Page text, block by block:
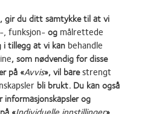
Learn
more
about
Best
Factory
Awards
2011
Learn
more
about
ODMA
2011
(2011)
Learn
more
about
REBRAND
100®
Global
Award
Policy for bruk av
informasjonskapsler
gir du ditt samtykke til at vi
funksjon-og målrettede
i tillegg at vi kan behandle
, som nødvendig for disse
på «Avvis», vil barestrengt
bli brukt. Du kan også
informasjonskapsler og